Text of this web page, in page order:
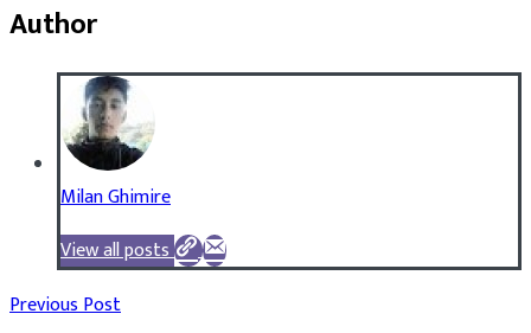
Author
Milan Ghimire
View all posts
Previous Post